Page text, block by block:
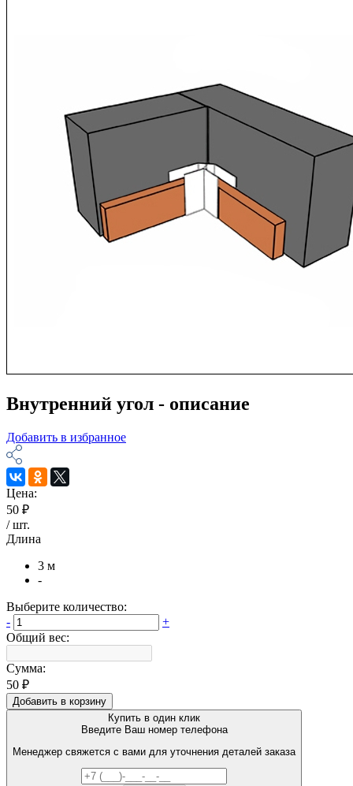
Внутренний угол - описание
Добавить в избранное
Цена:
50 ₽
/шт.
Длина
3 м
-
Выберите количество:
-
+
Общий вес:
Сумма:
50 ₽
Добавить в корзину
Купить в один клик
Введите Ваш номер телефона
Менеджер свяжется с вами для уточнения деталей заказа